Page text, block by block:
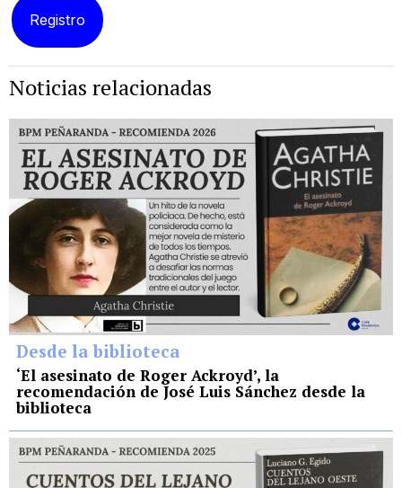
Noticias relacionadas
Desde la biblioteca
‘El asesinato de Roger Ackroyd’, la
recomendación de José Luis Sánchez desde la
biblioteca